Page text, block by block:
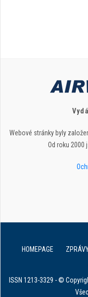
Webové stránky byly
Od roku 2000
HOMEPAGE
ISSN 1213-3329 - ©